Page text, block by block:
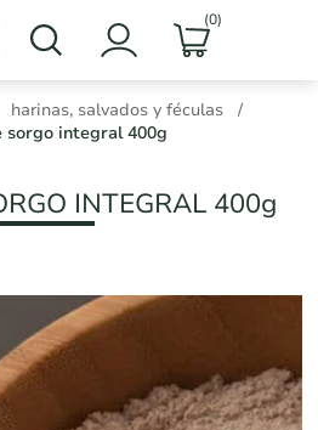
(0)
harinas, salvados y féculas
/
sorgo integral 400g
INTEGRAL 400g